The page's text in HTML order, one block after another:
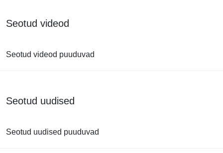
Seotud videod
Seotud videod puuduvad
Seotud uudised
Seotud uudised puuduvad